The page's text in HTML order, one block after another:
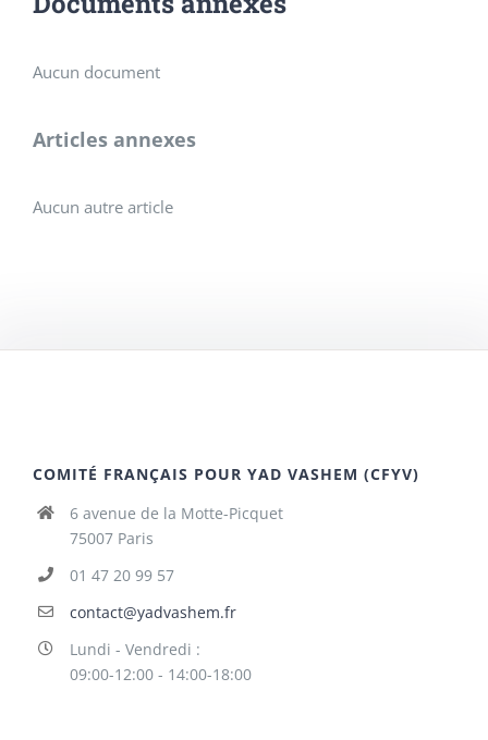
Aucun document
Articles annexes
Aucun autre article
COMITÉ FRANÇAIS POUR YAD VASHEM (CFYV)
6 avenue de la Motte-Picquet
75007 Paris
01 47 20 99 57
contact@yadvashem.fr
Lundi - Vendredi :
09:00-12:00 - 14:00-18:00